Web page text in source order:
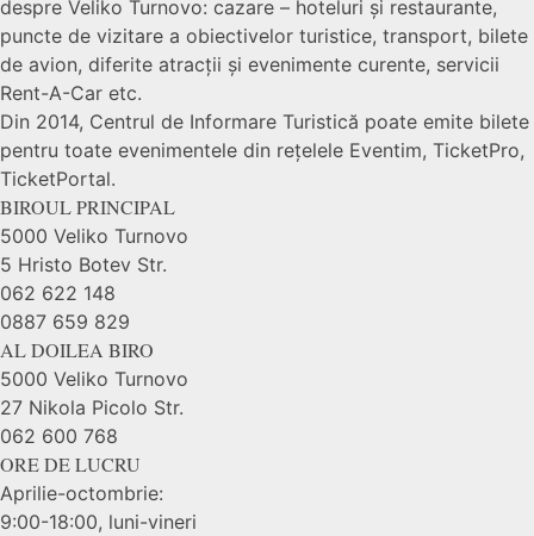
despre Veliko Turnovo: cazare – hoteluri și restaurante,
puncte de vizitare a obiectivelor turistice, transport, bilete
de avion, diferite atracții și evenimente curente, servicii
Rent-A-Car etc.
Din 2014, Centrul de Informare Turistică poate emite bilete
pentru toate evenimentele din rețelele Eventim, TicketPro,
TicketPortal.
BIROUL PRINCIPAL
5000 Veliko Turnovo
5 Hristo Botev Str.
062 622 148
0887 659 829
AL DOILEA BIRO
5000 Veliko Turnovo
27 Nikola Picolo Str.
062 600 768
ORE DE LUCRU
Aprilie-octombrie:
9:00-18:00, luni-vineri